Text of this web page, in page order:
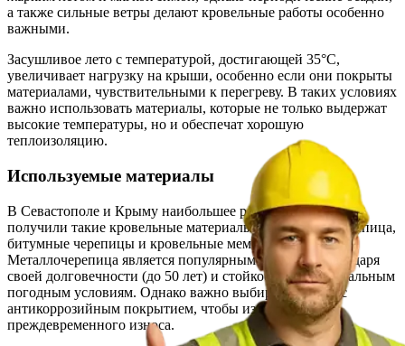
а также сильные ветры делают кровельные работы особенно
важными.
Засушливое лето с температурой, достигающей 35°C,
увеличивает нагрузку на крыши, особенно если они покрыты
материалами, чувствительными к перегреву. В таких условиях
важно использовать материалы, которые не только выдержат
высокие температуры, но и обеспечат хорошую
теплоизоляцию.
Используемые материалы
В Севастополе и Крыму наибольшее распространение
получили такие кровельные материалы, как металлочерепица,
битумные черепицы и кровельные мембраны.
Металлочерепица является популярным выбором благодаря
своей долговечности (до 50 лет) и стойкости к экстремальным
погодным условиям. Однако важно выбирать металл с
антикоррозийным покрытием, чтобы избежать
преждевременного износа.